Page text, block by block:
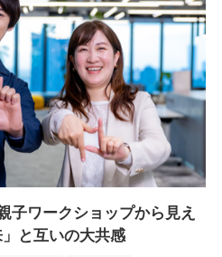
子ワークショップから見え
と互いの大共感